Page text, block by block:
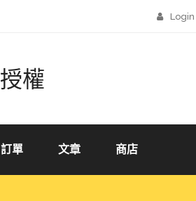
Login
權
訂單 文章 商店